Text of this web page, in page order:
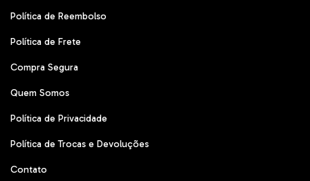
Política de Reembolso
Política de Frete
Compra Segura
Quem Somos
Política de Privacidade
Política de Trocas e Devoluções
Contato